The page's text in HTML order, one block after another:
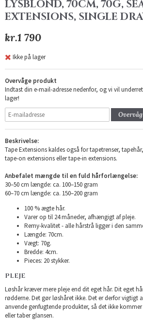
LYSBLOND, 70CM, 70G,
EXTENSIONS, SINGLE
kr.1 790
Ikke på lager
Overvåge produkt
Indtast din e-mail-adresse nedenfor, og vi vil
lager!
Beskrivelse:
Tape Extensions kaldes også for tapetrenser,
tape-on extensions eller tape-in extensions.
Anbefalet mængde til en fuld hårforlængelse:
30–50 cm længde: ca. 100–150 gram
60–70 cm længde: ca. 150–200 gram
100 % ægte hår.
Varer op til 24 måneder, afhængigt af pleje.
Remy-kvalitet - alle hårstrå ligger i den
Længde: 70cm.
Vægt: 70g.
Bredde: 4cm.
Pieces: 20 stykker.
PLEJE
Løshår kræver mere pleje end dit eget hår. Dit eget
rødderne. Det gør løshåret ikke. Det er derfor vigtigt
anvende genfugtende produkter, så det ikke
eller taber glansen.